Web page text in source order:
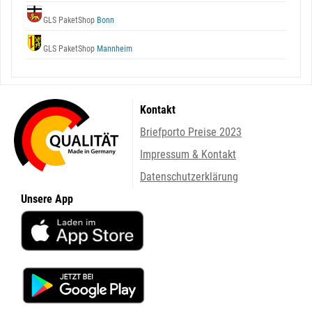
GLS PaketShop Bonn
GLS PaketShop Mannheim
Kontakt
Briefporto Preise 2023
Impressum & Kontakt
Datenschutzerklärung
Unsere App